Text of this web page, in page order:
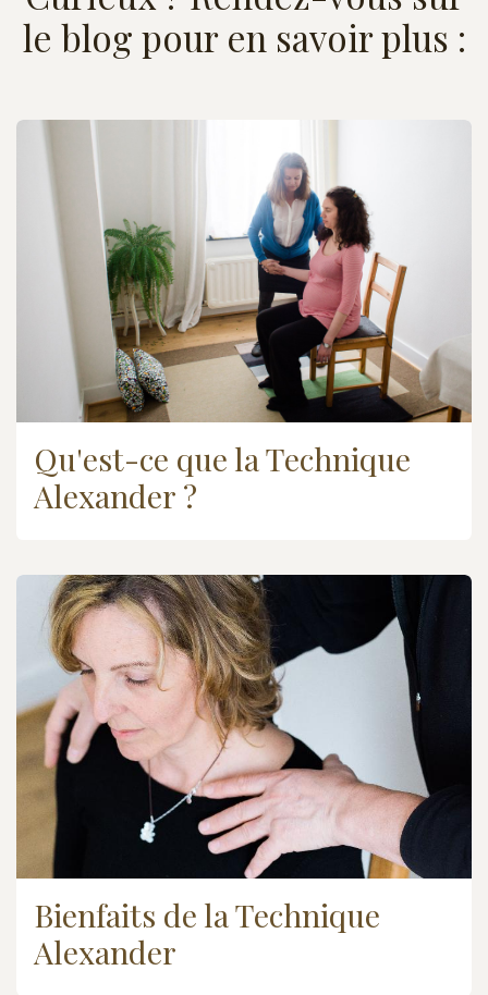
le blog pour en savoir plus :
Qu'est-ce que la Technique
Alexander ?
Bienfaits de la Technique
Alexander